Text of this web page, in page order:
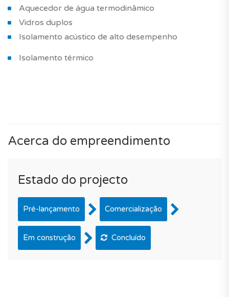
Aquecedor de água termodinâmico
Vidros duplos
Isolamento acústico de alto desempenho
Isolamento térmico
Acerca do empreendimento
Estado do projecto
Pré-lançamento Comercialização
Em construção Concluído